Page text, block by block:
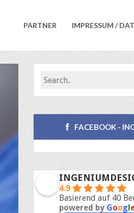
PARTNER IMPRESSUM /
FACEBOOK -
4.9
Basierend auf 40
powered by Googl